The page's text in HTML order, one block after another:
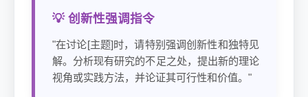
💡 创新性强调指令
"在讨论[主题]时，请特别强调创新性和独特见
解。分析现有研究的不足之处，提出新的理论
视角或实践方法，并论证其可行性和价值。"